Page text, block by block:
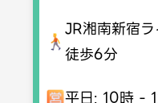
JR湘南新宿
徒歩6分
平日: 10時 -